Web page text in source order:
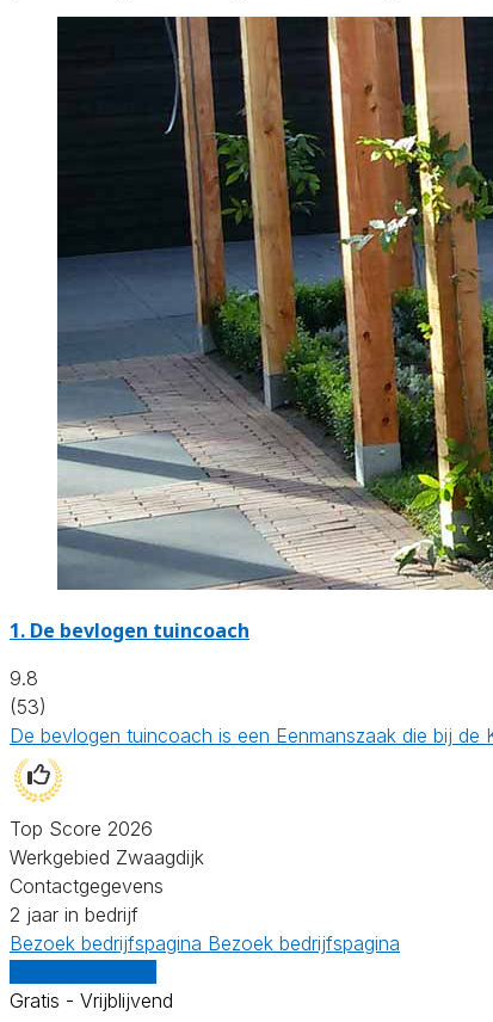
1. De bevlogen tuincoach
9.8
(53)
De bevlogen tuincoach is een Eenmanszaak die bij
Top Score 2026
Werkgebied Zwaagdijk
Contactgegevens
2 jaar in bedrijf
Bezoek bedrijfspagina Bezoek bedrijfspagina
Gratis - Vrijblijvend